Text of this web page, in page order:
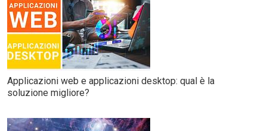
Applicazioni web e applicazioni desktop: qual è la
soluzione migliore?